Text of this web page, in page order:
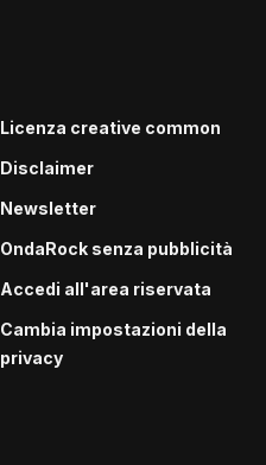
Licenza creative common
Disclaimer
Newsletter
OndaRock senza pubblicità
Accedi all'area riservata
Cambia impostazioni della
privacy